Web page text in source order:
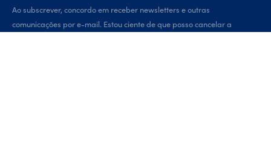
Ao subscrever, concordo em receber newsletters e outras
comunicações por e-mail. Estou ciente de que posso cancelar a